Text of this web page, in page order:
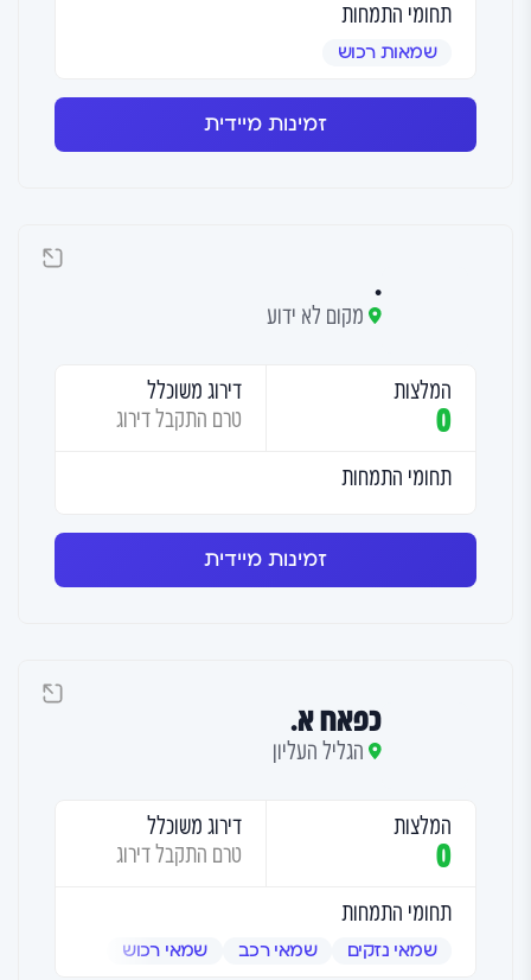
תחומי התמחות
שמאות רכוש
זמינות מיידית
.
מקום לא ידוע
המלצות
0
דירוג משוכלל
טרם התקבל דירוג
תחומי התמחות
זמינות מיידית
כפאח א.
הגליל העליון
המלצות
0
דירוג משוכלל
טרם התקבל דירוג
תחומי התמחות
שמאי נזקים שמאי רכב שמאי רכוש